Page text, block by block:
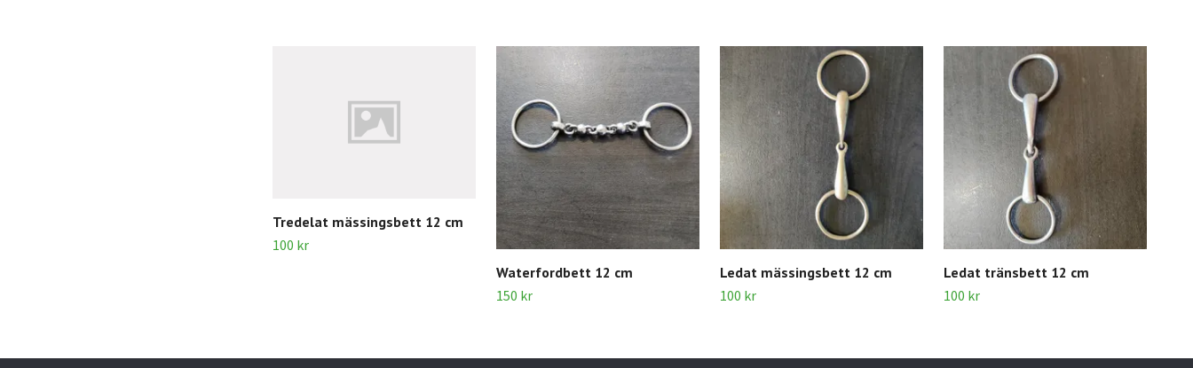
Tredelat mässingsbett 12 cm
100 kr
Waterfordbett 12 cm
150 kr
Ledat mässingsbett 12 cm
100 kr
Ledat tränsbett 12 cm
100 kr